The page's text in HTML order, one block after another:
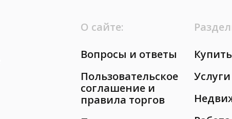
О сайте:
Вопросы и ответы
Пользовательское
соглашение и
правила торгов
Услуги